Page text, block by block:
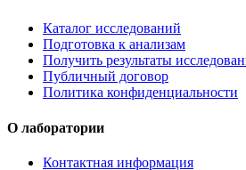
Каталог исследований
Подготовка к анализам
Получить результаты
Публичный договор
Политика конфиденциальности
О лаборатории
Контактная информация